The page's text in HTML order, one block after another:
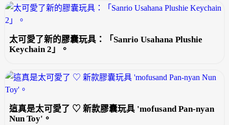
太可愛了新的膠囊玩具：「Sanrio Usahana Plushie
Keychain 2」。
這真是太可愛了 ♡ 新款膠囊玩具 'mofusand Pan-nyan
Nun Toy'。